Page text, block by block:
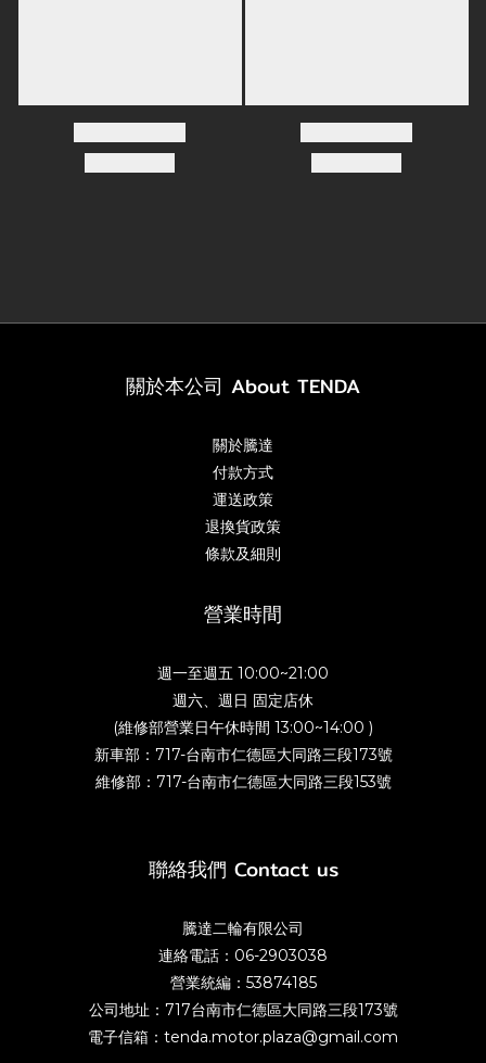
關於本公司 About TENDA
關於騰達
付款方式
運送政策
退換貨政策
條款及細則
營業時間
週一至週五 10:00~21:00
週六、週日 固定店休
(維修部營業日午休時間 13:00~14:00 )
新車部：717-台南市仁德區大同路三段173號
維修部：717-台南市仁德區大同路三段153號
聯絡我們 Contact us
騰達二輪有限公司
連絡電話：06-2903038
營業統編：53874185
公司地址：717台南市仁德區大同路三段173號
電子信箱：tenda.motor.plaza@gmail.com